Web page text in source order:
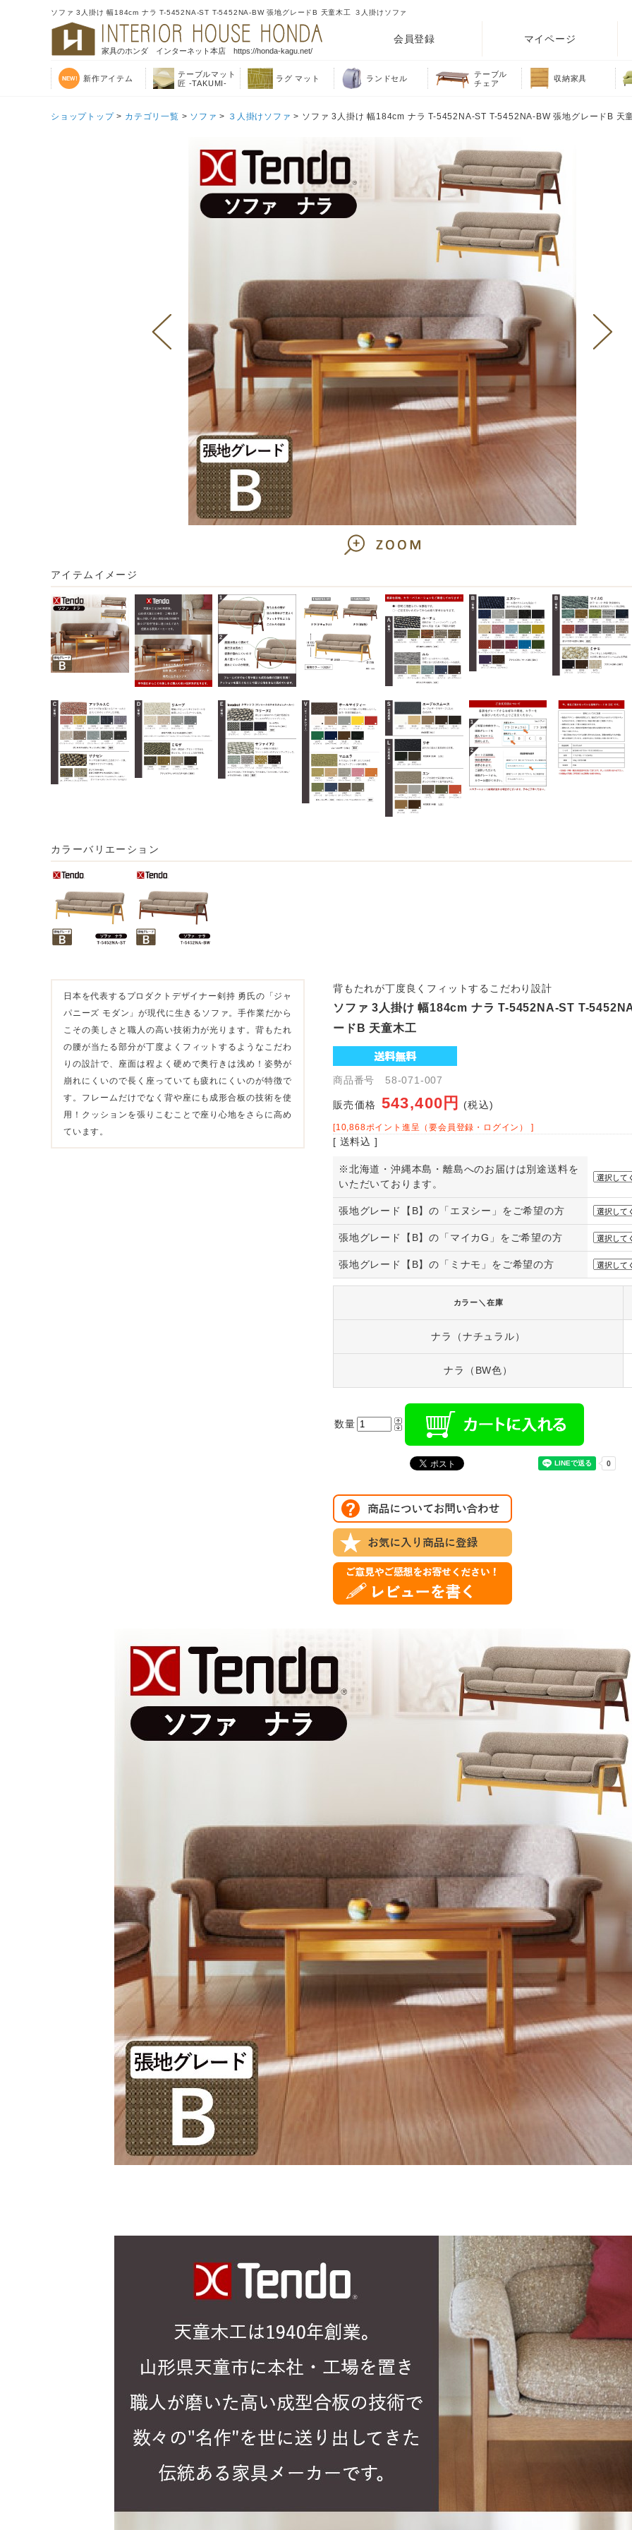
ソファ 3人掛け 幅184cm ナラ T-5452NA-ST T-5452NA-BW 張地グレードB 天童木工 ３人掛けソファ
家具のホンダ インターネット本店 https://honda-kagu.net/
会員登録 マイページ
新作アイテム
テーブルマット
匠 -TAKUMI-
ラグ マット ランドセル
テーブル
チェア
収納家具
ショップトップ> カテゴリ一覧 > ソファ > ３人掛けソファ > ソファ 3人掛け 幅184cm ナラ T-5452NA-ST T-5452NA-BW 張地グレードB 天
アイテムイメージ
カラーバリエーション
日本を代表するプロダクトデザイナー剣持 勇氏の「ジャ
パニーズ モダン」が現代に生きるソファ。手作業だから
こその美しさと職人の高い技術力が光ります。背もたれ
の腰が当たる部分が丁度よくフィットするようなこだわ
りの設計で、座面は程よく硬めで奥行きは浅め！姿勢が
崩れにくいので長く座っていても疲れにくいのが特徴で
す。フレームだけでなく背や座にも成形合板の技術を使
用！クッションを張りこむことで座り心地をさらに高め
ています。
背もたれが丁度良くフィットするこだわり設計
ソファ 3人掛け 幅184cm ナラ T-5452NA-ST T-
ードB 天童木工
商品番号 58-071-007
販売価格 543,400円 (税込)
[10,868ポイント進呈（要会員登録・ログイン） ]
[ 送料込 ]
※北海道・沖縄本島・離島へのお届けは別途送料を
いただいております。
張地グレード【B】の「エヌシー」をご希望の方
張地グレード【B】の「マイカG」をご希望の方
張地グレード【B】の「ミナモ」をご希望の方
カラー＼在庫
ナラ（ナチュラル）
ナラ（BW色）
数量